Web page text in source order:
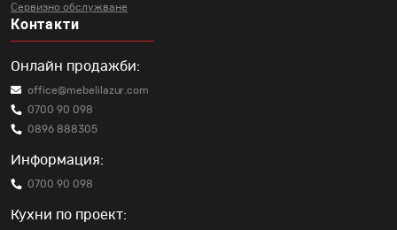
Сервизно обслужване
Контакти
Онлайн продажби:
office@mebelilazur.com
0700 90 098
0896 888305
Информация:
0700 90 098
Кухни по проект: